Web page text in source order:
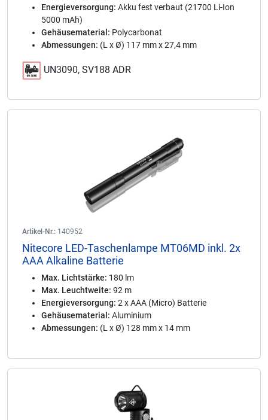
Energieversorgung: Akku fest verbaut (21700 Li-Ion
5000 mAh)
Gehäusematerial: Polycarbonat
Abmessungen: (L x Ø) 117 mm x 27,4 mm
UN3090, SV188 ADR
Artikel-Nr.: 140952
Nitecore LED-Taschenlampe MT06MD inkl. 2x
AAA Alkaline Batterie
Max. Lichtstärke: 180 lm
Max. Leuchtweite: 92 m
Energieversorgung: 2 x AAA (Micro) Batterie
Gehäusematerial: Aluminium
Abmessungen: (L x Ø) 128 mm x 14 mm